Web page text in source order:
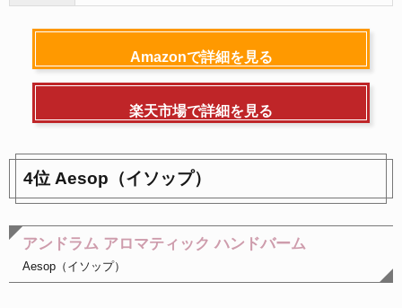
Amazonで詳細を見る
楽天市場で詳細を見る
4位 Aesop（イソップ）
アンドラム アロマティック ハンドバーム
Aesop（イソップ）